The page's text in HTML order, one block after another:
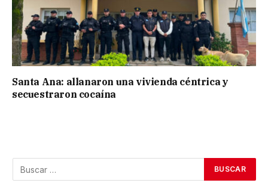
Santa Ana: allanaron una vivienda céntrica y
secuestraron cocaína